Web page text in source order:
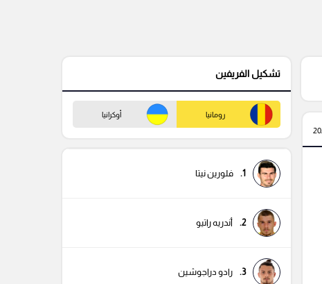
تشكيل الفريفين
رومانيا أوكرانيا
1. فلورين نيتا
2. أندريه راتيو
3. رادو دراجوشين